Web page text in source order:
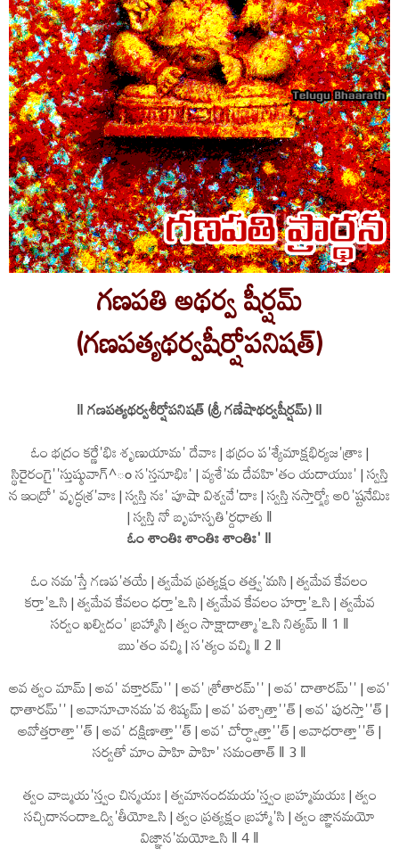
గణపతి అథర్వ షీర్షమ్
(గణపత్యథర్వషీర్షోపనిషత్)
‖ గణపత్యథర్వశీర్షోపనిషత్ (శ్రీ గణేషాథర్వషీర్షమ్) ‖
ఓం భద్రం కర్ణే'భిః శృణుయామ' దేవాః | భద్రం ప'శ్యేమాక్షభిర్యజ'త్రాః |
స్థిరైరంగై''స్తుష్ఠువాగ్^ం స'స్తనూభిః' | వ్యశే'మ దేవహి'తం యదాయుః' | స్వస్తి
న ఇంద్రో' వృద్ధశ్ర'వాః | స్వస్తి నః' పూషా విశ్వవే'దాః | స్వస్తి నస్తార్క్ష్యో అరి'ష్టనేమిః
| స్వస్తి నో బృహస్పతి'ర్దధాతు ‖
ఓం శాంతిః శాంతిః శాంతిః' ‖
ఓం నమ'స్తే గణప'తయే | త్వమేవ ప్రత్యక్షం తత్త్వ'మసి | త్వమేవ కేవలం
కర్తా'ఽసి | త్వమేవ కేవలం ధర్తా'ఽసి | త్వమేవ కేవలం హర్తా'ఽసి | త్వమేవ
సర్వం ఖల్విదం' బ్రహ్మాసి | త్వం సాక్షాదాత్మా'ఽసి నిత్యమ్ ‖ 1 ‖
ఋ'తం వచ్మి | స'త్యం వచ్మి ‖ 2 ‖
అవ త్వం మామ్ | అవ' వక్తారమ్'' | అవ' శ్రోతారమ్'' | అవ' దాతారమ్'' | అవ'
ధాతారమ్'' | అవానూచానమ'వ శిష్యమ్ | అవ' పశ్చాత్తా''త్ | అవ' పురస్తా''త్ |
అవోత్తరాత్తా''త్ | అవ' దక్షిణాత్తా''త్ | అవ' చోర్ధ్వాత్తా''త్ | అవాధరాత్తా''త్ |
సర్వతో మాం పాహి పాహి' సమంతాత్ ‖ 3 ‖
త్వం వాఙ్మయ'స్త్వం చిన్మయః | త్వమానందమయ'స్త్వం బ్రహ్మమయః | త్వం
సచ్చిదానందాఽద్వి'తీయోఽసి | త్వం ప్రత్యక్షం బ్రహ్మా'సి | త్వం జ్ఞానమయో
విజ్ఞాన'మయోఽసి ‖ 4 ‖